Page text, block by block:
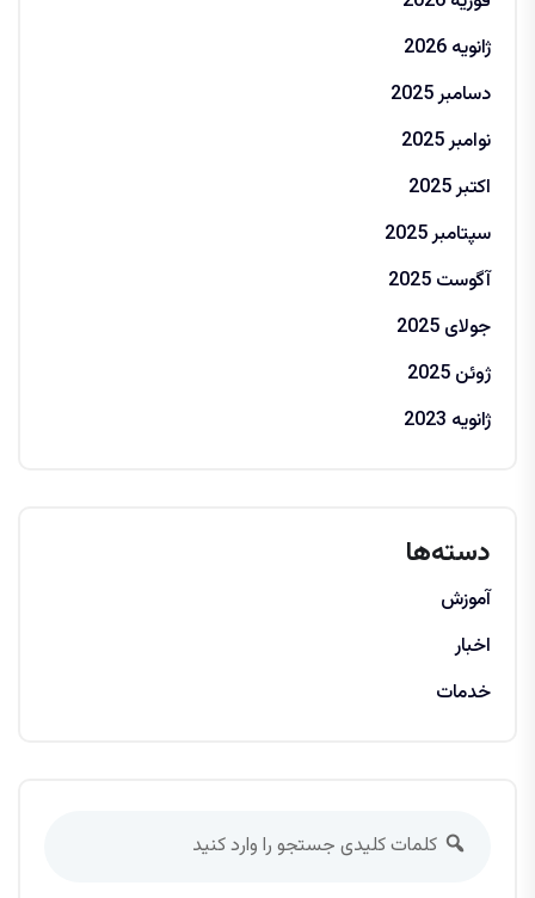
ژانویه 2026
دسامبر 2025
نوامبر 2025
اکتبر 2025
سپتامبر 2025
آگوست 2025
جولای 2025
ژوئن 2025
ژانویه 2023
دسته‌ها
آموزش
اخبار
خدمات